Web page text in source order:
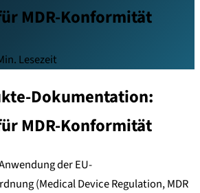
MDR-Konformität
Lesezeit
Dokumentation:
MDR-Konformität
der EU-
(Medical Device Regulation, MDR